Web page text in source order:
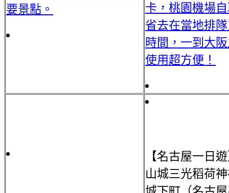
要景點。
卡，桃園機場
省去在當地排
時間，一到大
使用超方便！
【名古屋一日
山城三光稻荷